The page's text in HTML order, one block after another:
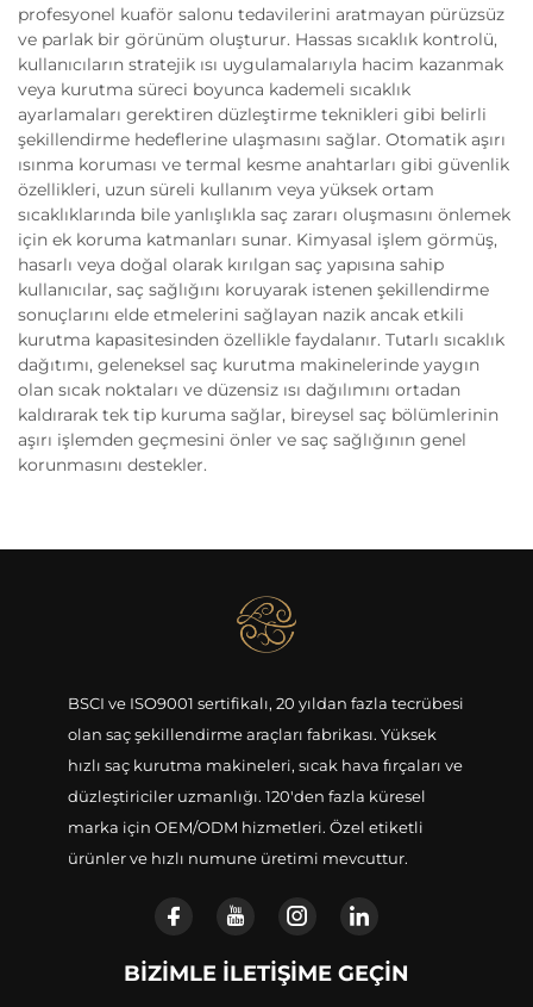
profesyonel kuaför salonu tedavilerini aratmayan pürüzsüz
ve parlak bir görünüm oluşturur. Hassas sıcaklık kontrolü,
kullanıcıların stratejik ısı uygulamalarıyla hacim kazanmak
veya kurutma süreci boyunca kademeli sıcaklık
ayarlamaları gerektiren düzleştirme teknikleri gibi belirli
şekillendirme hedeflerine ulaşmasını sağlar. Otomatik aşırı
ısınma koruması ve termal kesme anahtarları gibi güvenlik
özellikleri, uzun süreli kullanım veya yüksek ortam
sıcaklıklarında bile yanlışlıkla saç zararı oluşmasını önlemek
için ek koruma katmanları sunar. Kimyasal işlem görmüş,
hasarlı veya doğal olarak kırılgan saç yapısına sahip
kullanıcılar, saç sağlığını koruyarak istenen şekillendirme
sonuçlarını elde etmelerini sağlayan nazik ancak etkili
kurutma kapasitesinden özellikle faydalanır. Tutarlı sıcaklık
dağıtımı, geleneksel saç kurutma makinelerinde yaygın
olan sıcak noktaları ve düzensiz ısı dağılımını ortadan
kaldırarak tek tip kuruma sağlar, bireysel saç bölümlerinin
aşırı işlemden geçmesini önler ve saç sağlığının genel
korunmasını destekler.
BSCI ve ISO9001 sertifikalı, 20 yıldan fazla tecrübesi
olan saç şekillendirme araçları fabrikası. Yüksek
hızlı saç kurutma makineleri, sıcak hava fırçaları ve
düzleştiriciler uzmanlığı. 120'den fazla küresel
marka için OEM/ODM hizmetleri. Özel etiketli
ürünler ve hızlı numune üretimi mevcuttur.
BIZIMLE İLETIŞIME GEÇIN